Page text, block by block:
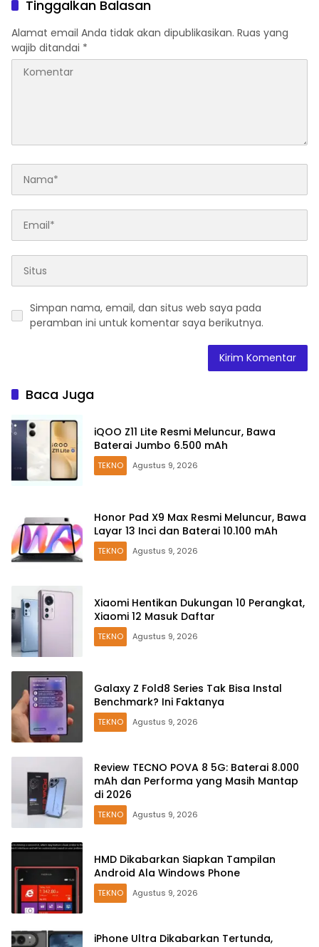
Tinggalkan Balasan
Alamat email Anda tidak akan dipublikasikan. Ruas yang
wajib ditandai *
Simpan nama, email, dan situs web saya pada
peramban ini untuk komentar saya berikutnya.
Baca Juga
iQOO Z11 Lite Resmi Meluncur, Bawa
Baterai Jumbo 6.500 mAh
TEKNO Agustus 9, 2026
Honor Pad X9 Max Resmi Meluncur, Bawa
Layar 13 Inci dan Baterai 10.100 mAh
TEKNO Agustus 9, 2026
Xiaomi Hentikan Dukungan 10 Perangkat,
Xiaomi 12 Masuk Daftar
TEKNO Agustus 9, 2026
Galaxy Z Fold8 Series Tak Bisa Instal
Benchmark? Ini Faktanya
TEKNO Agustus 9, 2026
Review TECNO POVA 8 5G: Baterai 8.000
mAh dan Performa yang Masih Mantap
di 2026
TEKNO Agustus 9, 2026
HMD Dikabarkan Siapkan Tampilan
Android Ala Windows Phone
TEKNO Agustus 9, 2026
iPhone Ultra Dikabarkan Tertunda,